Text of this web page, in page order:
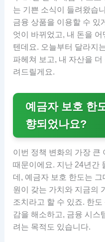
는 기쁜 소식이 들려왔습
금융 상품을 이용할 수 있
엇이 바뀌었고, 내 돈을
텐데요. 오늘부터 달라지
파헤쳐 보고, 내 자산을
려드릴게요.
예금자 보호 한
향되었나요?
이번 정책 변화의 가장 큰
때문이에요. 지난 24년간
데, 예금자 보호 한도는
원이 갖는 가치와 지금의
조치라고 할 수 있죠. 한
감을 해소하고, 금융 시스
려는 목적도 있습니다.